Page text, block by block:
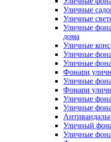
Уличные
Уличные
Уличные
дома
Уличные
Уличные
Уличные
Фонари
Уличные
Фонари
Уличные
Уличные
Уличный
Уличные